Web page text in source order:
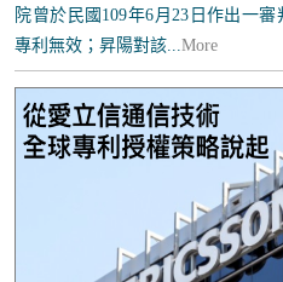
院曾於民國109年6月23日作出一審
專利無效；昇陽對該...More